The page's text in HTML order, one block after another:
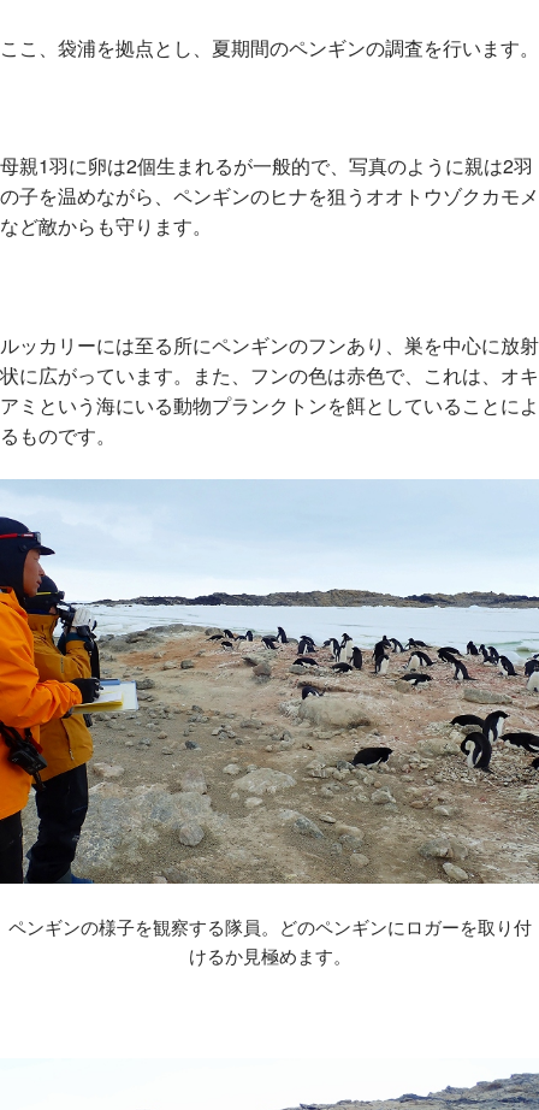
ここ、袋浦を拠点とし、夏期間のペンギンの調査を行います。
母親1羽に卵は2個生まれるが一般的で、写真のように親は2羽
の子を温めながら、ペンギンのヒナを狙うオオトウゾクカモメ
など敵からも守ります。
ルッカリーには至る所にペンギンのフンあり、巣を中心に放射
状に広がっています。また、フンの色は赤色で、これは、オキ
アミという海にいる動物プランクトンを餌としていることによ
るものです。
ペンギンの様子を観察する隊員。どのペンギンにロガーを取り付
けるか見極めます。